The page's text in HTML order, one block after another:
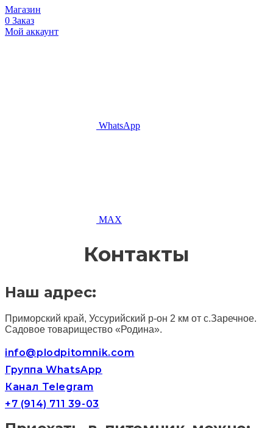
Магазин
0 Заказ
Мой аккаунт
WhatsApp
MAX
Контакты
Наш адрес:
Приморский край, Уссурийский р-он 2 км от с.Заречное.
Садовое товарищество «Родина».
info@plodpitomnik.com
Группа WhatsApp
Канал Telegram
+7 (914) 711 39-03